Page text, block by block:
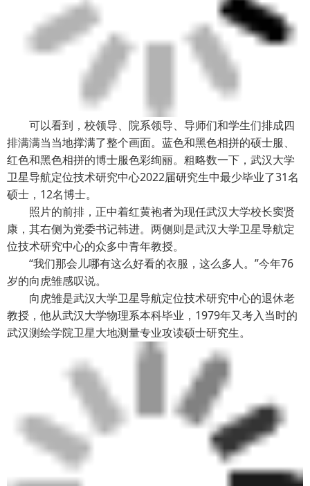
可以看到，校领导、院系领导、导师们和学生们排成四
排满满当当地撑满了整个画面。蓝色和黑色相拼的硕士服、
红色和黑色相拼的博士服色彩绚丽。粗略数一下，武汉大学
卫星导航定位技术研究中心2022届研究生中最少毕业了31名
硕士，12名博士。
照片的前排，正中着红黄袍者为现任武汉大学校长窦贤
康，其右侧为党委书记韩进。两侧则是武汉大学卫星导航定
位技术研究中心的众多中青年教授。
“我们那会儿哪有这么好看的衣服，这么多人。”今年76
岁的向虎雏感叹说。
向虎雏是武汉大学卫星导航定位技术研究中心的退休老
教授，他从武汉大学物理系本科毕业，1979年又考入当时的
武汉测绘学院卫星大地测量专业攻读硕士研究生。